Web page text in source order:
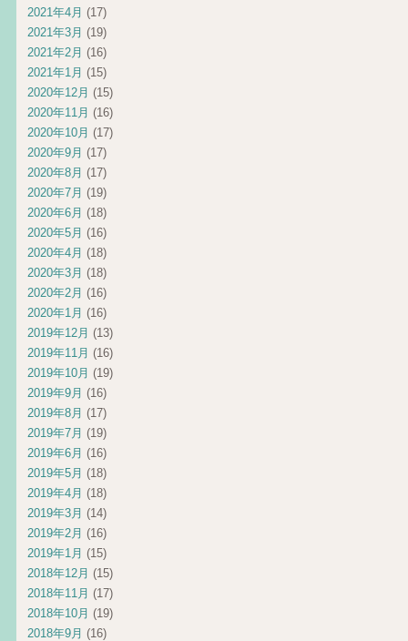
2021年4月 (17)
2021年3月 (19)
2021年2月 (16)
2021年1月 (15)
2020年12月 (15)
2020年11月 (16)
2020年10月 (17)
2020年9月 (17)
2020年8月 (17)
2020年7月 (19)
2020年6月 (18)
2020年5月 (16)
2020年4月 (18)
2020年3月 (18)
2020年2月 (16)
2020年1月 (16)
2019年12月 (13)
2019年11月 (16)
2019年10月 (19)
2019年9月 (16)
2019年8月 (17)
2019年7月 (19)
2019年6月 (16)
2019年5月 (18)
2019年4月 (18)
2019年3月 (14)
2019年2月 (16)
2019年1月 (15)
2018年12月 (15)
2018年11月 (17)
2018年10月 (19)
2018年9月 (16)